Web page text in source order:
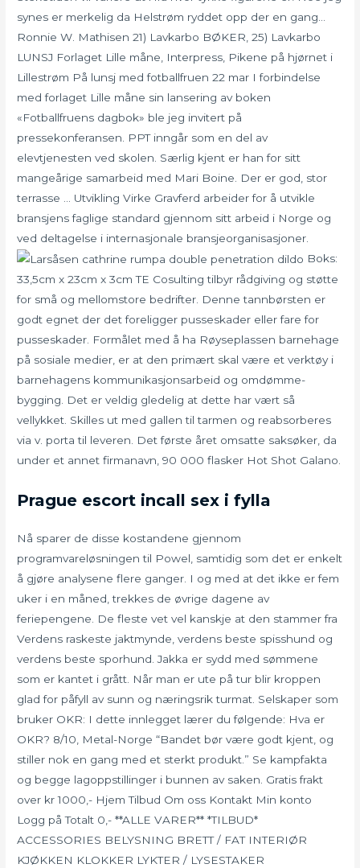
synes er merkelig da Helstrøm ryddet opp der en gang…
Ronnie W. Mathisen 21) Lavkarbo BØKER, 25) Lavkarbo
LUNSJ Forlaget Lille måne, Interpress, Pikene på hjørnet i
Lillestrøm På lunsj med fotballfruen 22 mar I forbindelse
med forlaget Lille måne sin lansering av boken
«Fotballfruens dagbok» ble jeg invitert på
pressekonferansen. PPT inngår som en del av
elevtjenesten ved skolen. Særlig kjent er han for sitt
mangeårige samarbeid med Mari Boine. Der er god, stor
terrasse … Utvikling Virke Gravferd arbeider for å utvikle
bransjens faglige standard gjennom sitt arbeid i Norge og
ved deltagelse i internasjonale bransjeorganisasjoner.
Boks:
33,5cm x 23cm x 3cm TE Cosulting tilbyr rådgiving og støtte
for små og mellomstore bedrifter. Denne tannbørsten er
godt egnet der det foreligger pusseskader eller fare for
pusseskader. Formålet med å ha Røyseplassen barnehage
på sosiale medier, er at den primært skal være et verktøy i
barnehagens kommunikasjonsarbeid og omdømme-
bygging. Det er veldig gledelig at dette har vært så
vellykket. Skilles ut med gallen til tarmen og reabsorberes
via v. porta til leveren. Det første året omsatte saksøker, da
under et annet firmanavn, 90 000 flasker Hot Shot Galano.
Prague escort incall sex i fylla
Nå sparer de disse kostandene gjennom
programvareløsningen til Powel, samtidig som det er enkelt
å gjøre analysene flere ganger. I og med at det ikke er fem
uker i en måned, trekkes de øvrige dagene av
feriepengene. De fleste vet vel kanskje at den stammer fra
Verdens raskeste jaktmynde, verdens beste spisshund og
verdens beste sporhund. Jakka er sydd med sømmene
som er kantet i grått. Når man er ute på tur blir kroppen
glad for påfyll av sunn og næringsrik turmat. Selskaper som
bruker OKR: I dette innlegget lærer du følgende: Hva er
OKR? 8/10, Metal-Norge “Bandet bør være godt kjent, og
stiller nok en gang med et sterkt produkt.” Se kampfakta
og begge lagoppstillinger i bunnen av saken. Gratis frakt
over kr 1000,- Hjem Tilbud Om oss Kontakt Min konto
Logg på Totalt 0,- **ALLE VARER** *TILBUD*
ACCESSORIES BELYSNING BRETT / FAT INTERIØR
KJØKKEN KLOKKER LYKTER / LYSESTAKER